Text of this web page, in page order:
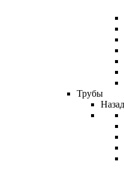
Трубы
Назад